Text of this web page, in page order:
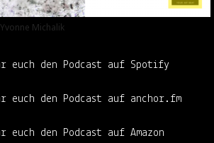
Michalik
den Podcast auf Spotify
den Podcast auf anchor.fm
den Podcast auf Amazon